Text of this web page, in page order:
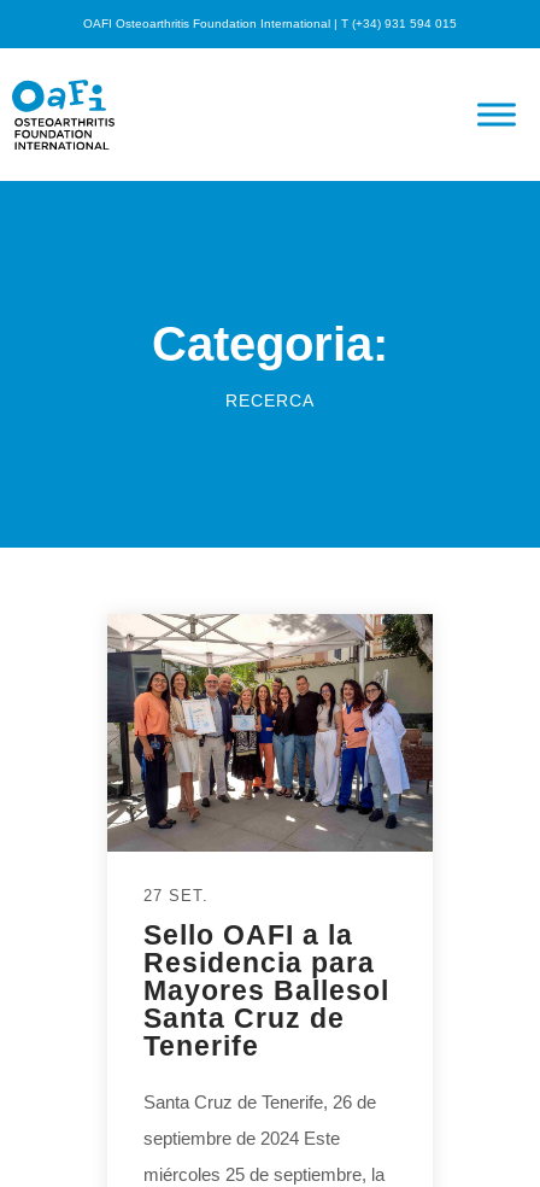
OAFI Osteoarthritis Foundation International | T (+34) 931 594 015
Categoria:
RECERCA
27 SET.
Sello OAFI a la
Residencia para
Mayores Ballesol
Santa Cruz de
Tenerife
Santa Cruz de Tenerife, 26 de
septiembre de 2024 Este
miércoles 25 de septiembre, la